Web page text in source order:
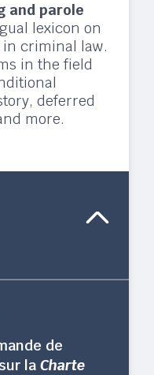
and parole
lexicon on
criminal law.
in the field
deferred
more.
de
laCharte